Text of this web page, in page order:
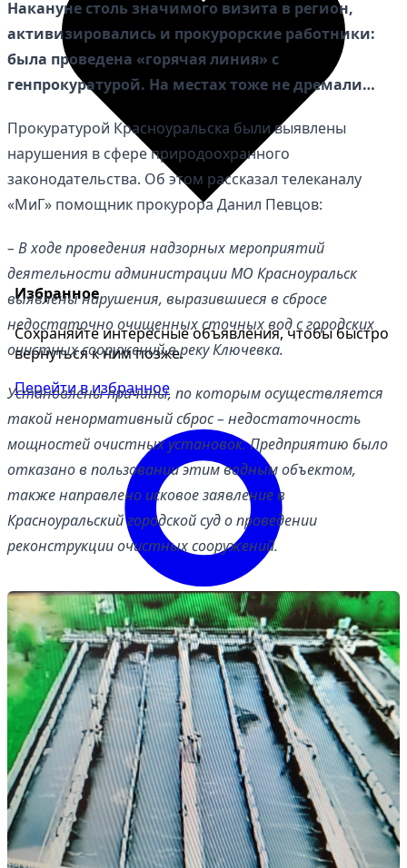
Избранное
Сохраняйте интересные объявления, чтобы быстро
вернуться к ним позже.
Перейти в избранное
Войти
Накануне столь значимого визита в регион,
активизировались и прокурорские работники:
была проведена «горячая линия» с
генпрокуратурой. На местах тоже не дремали…
Прокуратурой Красноуральска были выявлены
нарушения в сфере природоохранного
законодательства. Об этом рассказал телеканалу
«МиГ» помощник прокурора Данил Певцов:
– В ходе проведения надзорных мероприятий
деятельности администрации МО Красноуральск
выявлены нарушения, выразившиеся в сбросе
недостаточно очищенных сточных вод с городских
очистных сооружений в реку Ключевка.
Установлены причины, по которым осуществляется
такой ненормативный сброс – недостаточность
мощностей очистных установок. Предприятию было
отказано в пользовании этим водным объектом,
также направлено исковое заявление в
Красноуральский городской суд о проведении
реконструкции очистных сооружений.